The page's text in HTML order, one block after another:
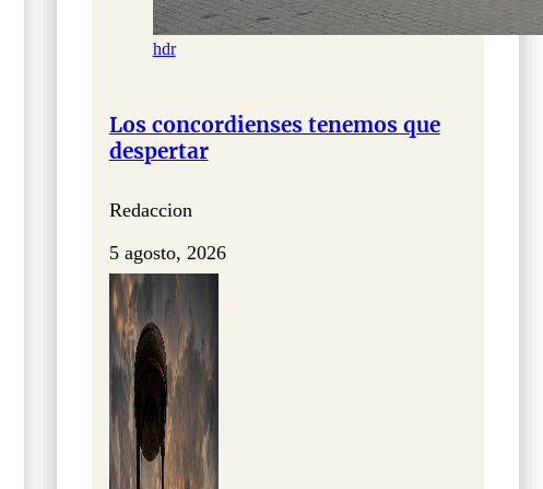
hdr
Los concordienses tenemos que
despertar
Redaccion
5 agosto, 2026